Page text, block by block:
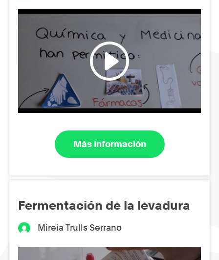
Más información
Fermentación de la levadura
Mireia Trulls Serrano